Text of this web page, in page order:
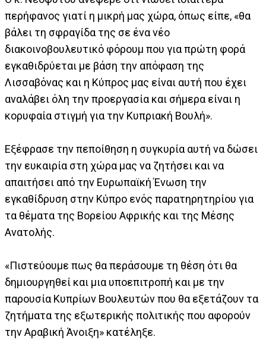
περήφανος γιατί η μικρή μας χώρα, όπως είπε, «θα
βάλει τη σφραγίδα της σε ένα νέο
διακοινοβουλευτικό φόρουμ που για πρώτη φορά
εγκαθιδρύεται με βάση την απόφαση της
Λισσαβόνας και η Κύπρος μας είναι αυτή που έχει
αναλάβει όλη την προεργασία και σήμερα είναι η
κορυφαία στιγμή για την Κυπριακή Βουλή».
Εξέφρασε την πεποίθηση η συγκυρία αυτή να δώσει
την ευκαιρία στη χώρα μας να ζητήσει και να
απαιτήσει από την Ευρωπαϊκή Ένωση την
εγκαθίδρυση στην Κύπρο ενός παρατηρητηρίου για
τα θέματα της Βορείου Αφρικής και της Μέσης
Ανατολής.
«Πιστεύουμε πως θα περάσουμε τη θέση ότι θα
δημιουργηθεί και μια υποεπιτροπή και με την
παρουσία Κυπρίων Βουλευτών που θα εξετάζουν τα
ζητήματα της εξωτερικής πολιτικής που αφορούν
την Αραβική Άνοιξη» κατέληξε.